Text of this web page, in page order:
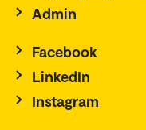
Admin
Facebook
LinkedIn
Instagram